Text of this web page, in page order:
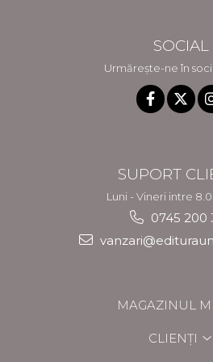
SOCIAL
Urmărește-ne în
SUPORT
Luni - Vineri intre
0745 200
MAGAZINUL
CLIENȚI